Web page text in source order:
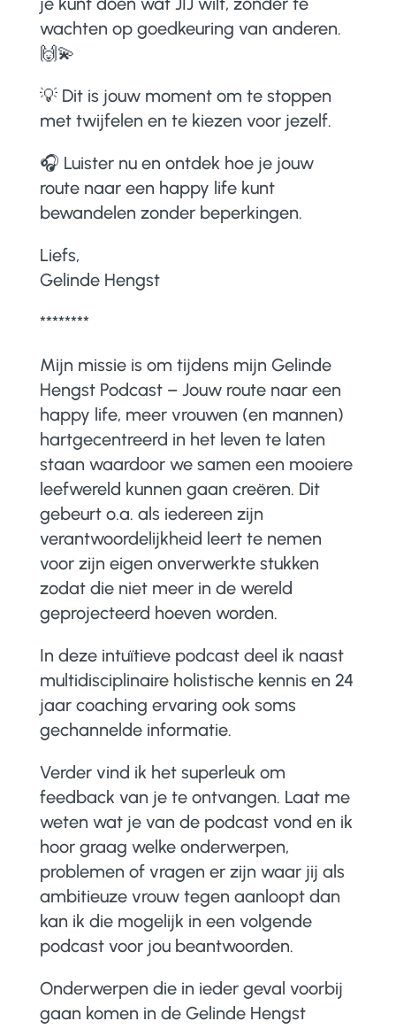
wachten op goedkeuring van anderen.
🙌💫
💡 Dit is jouw moment om te stoppen
met twijfelen en te kiezen voor jezelf.
🎧 Luister nu en ontdek hoe je jouw
route naar een happy life kunt
bewandelen zonder beperkingen.
Liefs,
Gelinde Hengst
********
Mijn missie is om tijdens mijn Gelinde
Hengst Podcast – Jouw route naar een
happy life, meer vrouwen (en mannen)
hartgecentreerd in het leven te laten
staan waardoor we samen een mooiere
leefwereld kunnen gaan creëren. Dit
gebeurt o.a. als iedereen zijn
verantwoordelijkheid leert te nemen
voor zijn eigen onverwerkte stukken
zodat die niet meer in de wereld
geprojecteerd hoeven worden.
In deze intuïtieve podcast deel ik naast
multidisciplinaire holistische kennis en 24
jaar coaching ervaring ook soms
gechannelde informatie.
Verder vind ik het superleuk om
feedback van je te ontvangen. Laat me
weten wat je van de podcast vond en ik
hoor graag welke onderwerpen,
problemen of vragen er zijn waar jij als
ambitieuze vrouw tegen aanloopt dan
kan ik die mogelijk in een volgende
podcast voor jou beantwoorden.
Onderwerpen die in ieder geval voorbij
gaan komen in de Gelinde Hengst